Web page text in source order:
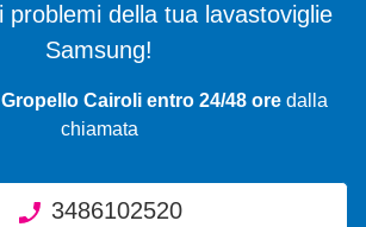
problemi della tua lavastoviglie
Samsung!
Cairoli entro 24/48 oredalla
chiamata
3486102520